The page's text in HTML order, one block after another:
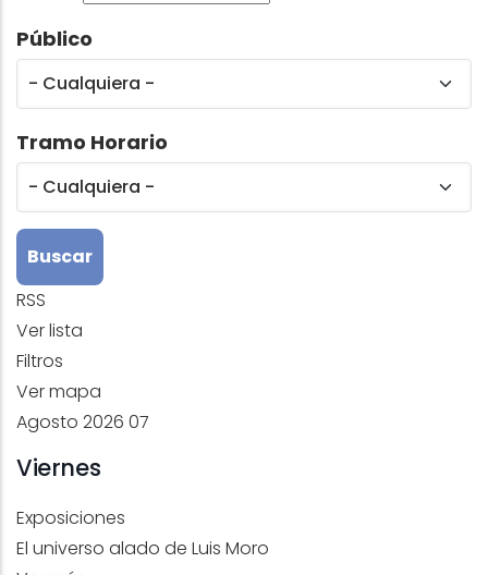
Público
Tramo Horario
RSS
Ver lista
Filtros
Ver mapa
Agosto 2026 07
Viernes
Exposiciones
El universo alado de Luis Moro